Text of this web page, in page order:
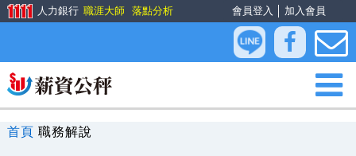
會員登入 加入會員
人力銀行 職涯大師 落點分析
首頁 職務解說